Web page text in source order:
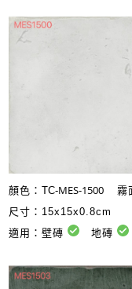
顏色： TC-MES-1500 霧
尺寸：15x15x0.8cm
適用：壁磚
地磚